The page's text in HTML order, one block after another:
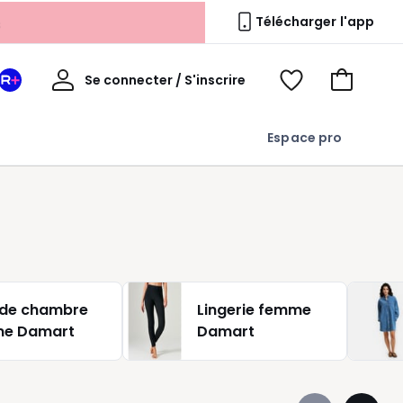
Télécharger l'app
Espace pro
Mon
Se connecter / S'inscrire
Mon
Voir
Voir
chambre
Damart
Lingerie femme
Damart